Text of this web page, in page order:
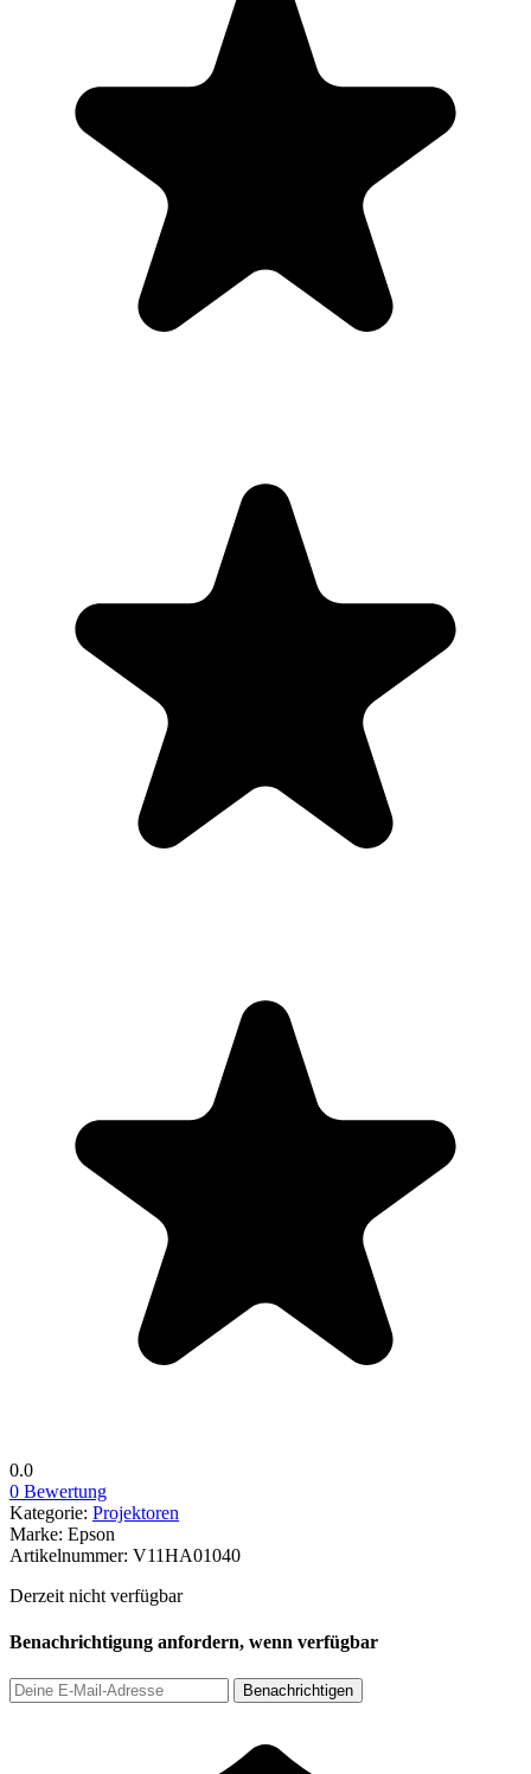
0.0
0 Bewertung
Kategorie: Projektoren
Marke: Epson
Artikelnummer: V11HA01040
Derzeit nicht verfügbar
Benachrichtigung anfordern, wenn verfügbar
Benachrichtigen